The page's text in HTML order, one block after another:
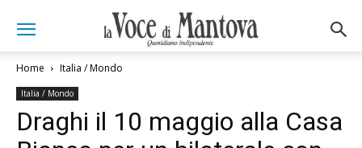
Home Italia / Mondo
Italia / Mondo
Draghi il 10 maggio alla Casa